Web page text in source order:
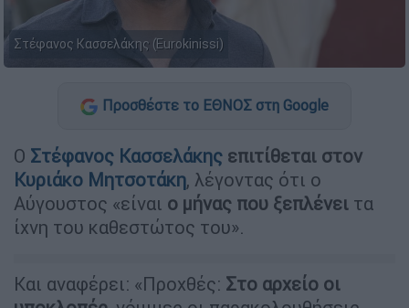
Στέφανος Κασσελάκης (Eurokinissi)
Προσθέστε το ΕΘΝΟΣ στη Google
Ο Στέφανος Κασσελάκης επιτίθεται στον
Κυριάκο Μητσοτάκη, λέγοντας ότι ο
Αύγουστος «είναι ο μήνας που ξεπλένει τα
ίχνη του καθεστώτος του».
Και αναφέρει: «Προχθές: Στο αρχείο οι